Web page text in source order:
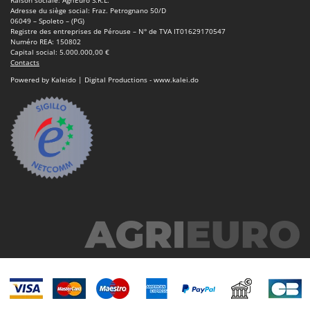
Scies alternatives à batterie
Scies de jardin télescopiques
Sécateurs électriques à batterie
Sécateurs et Échenilloirs manuels
Sécateurs pneumatiques
Semoirs et Épandeurs d'engrais
Socs pour tracteur
Souffleurs aspirateurs pour Feuilles
Soufreuses - Poudreuses à dos
Taille-haies
Taille-haies à bras pour tracteur
Tondeuses à Gazon
Intex
Italyco
ITM
J JOLLY ITALIA
K
KAAZ
Karcher
Kasco
KitchenAid
Komo
L Laica
Adresse du siège social: Fraz. Petrognano 50/D
06049 – Spoleto – (PG)
Registre des entreprises de Pérouse – N° de TVA IT01629170547
Numéro REA: 150802
Capital social: 5.000.000,00 €
Contacts
Powered by Kaleido | Digital Productions - www.kalei.do